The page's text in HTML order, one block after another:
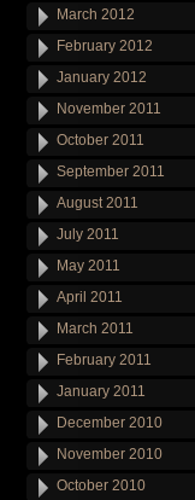
March 2012
February 2012
January 2012
November 2011
October 2011
September 2011
August 2011
July 2011
May 2011
April 2011
March 2011
February 2011
January 2011
December 2010
November 2010
October 2010